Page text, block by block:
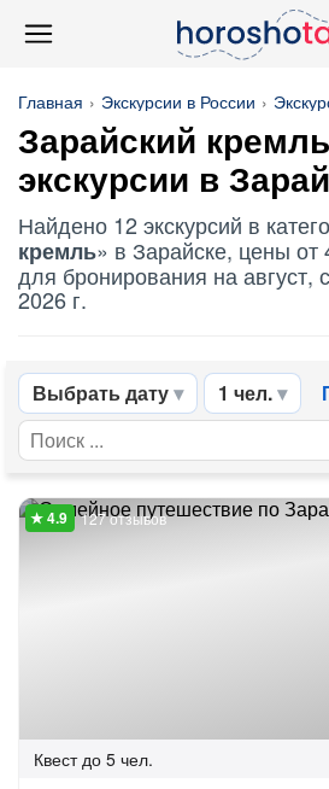
Главная Экскурсии в России
Зарайский кремль
экскурсии в
Найдено 12 экскурсий в
кремль» в Зарайске, цены от
для бронирования на август,
2026 г.
Выбрать дату 1 чел.
127 отзывов
Квест до 5 чел.